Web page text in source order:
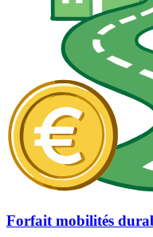
Forfait mobilités